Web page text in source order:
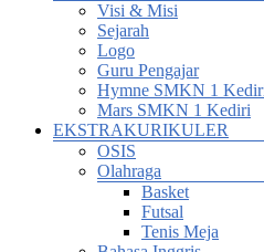
Visi & Misi
Sejarah
Logo
Guru Pengajar
Hymne SMKN 1
Mars SMKN 1 Kediri
EKSTRAKURIKULER
OSIS
Olahraga
Basket
Futsal
Tenis Meja